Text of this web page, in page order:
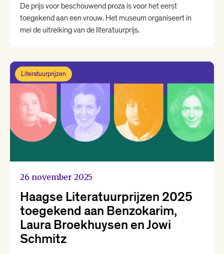
De prijs voor beschouwend proza is voor het eerst
toegekend aan een vrouw. Het museum organiseert in
mei de uitreiking van de literatuurprijs.
Literatuurprijzen
26 november 2025
Haagse Literatuurprijzen 2025
toegekend aan Benzokarim,
Laura Broekhuysen en Jowi
Schmitz